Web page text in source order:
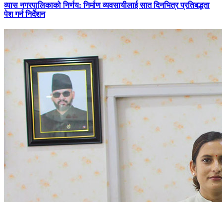
व्यास नगरपालिकाको निर्णय: निर्माण व्यवसायीलाई सात दिनभित्र प्रतिबद्धता
पेश गर्न निर्देशन